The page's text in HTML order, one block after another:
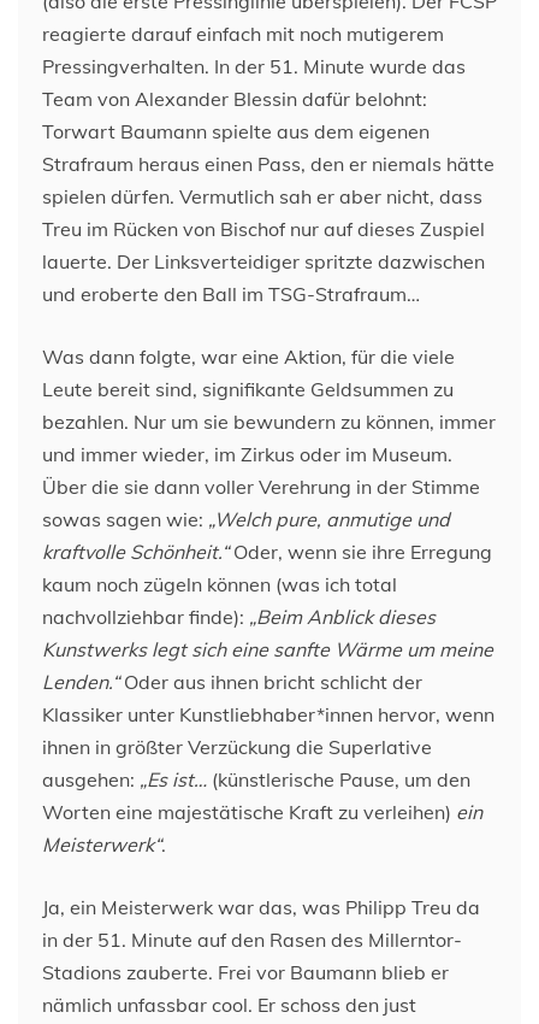
reagierte darauf einfach mit noch mutigerem
Pressingverhalten. In der 51. Minute wurde das
Team von Alexander Blessin dafür belohnt:
Torwart Baumann spielte aus dem eigenen
Strafraum heraus einen Pass, den er niemals hätte
spielen dürfen. Vermutlich sah er aber nicht, dass
Treu im Rücken von Bischof nur auf dieses Zuspiel
lauerte. Der Linksverteidiger spritzte dazwischen
und eroberte den Ball im TSG-Strafraum…
Was dann folgte, war eine Aktion, für die viele
Leute bereit sind, signifikante Geldsummen zu
bezahlen. Nur um sie bewundern zu können, immer
und immer wieder, im Zirkus oder im Museum.
Über die sie dann voller Verehrung in der Stimme
sowas sagen wie: „Welch pure, anmutige und
kraftvolle Schönheit.“Oder, wenn sie ihre Erregung
kaum noch zügeln können (was ich total
nachvollziehbar finde): „Beim Anblick dieses
Kunstwerks legt sich eine sanfte Wärme um meine
Lenden.“Oder aus ihnen bricht schlicht der
Klassiker unter Kunstliebhaber*innen hervor, wenn
ihnen in größter Verzückung die Superlative
ausgehen: „Es ist… (künstlerische Pause, um den
Worten eine majestätische Kraft zu verleihen) ein
Meisterwerk“.
Ja, ein Meisterwerk war das, was Philipp Treu da
in der 51. Minute auf den Rasen des Millerntor-
Stadions zauberte. Frei vor Baumann blieb er
nämlich unfassbar cool. Er schoss den just